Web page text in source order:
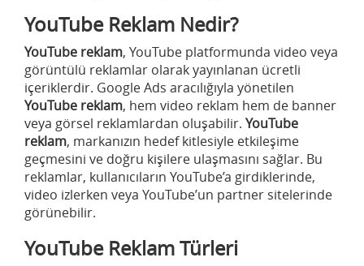
YouTube Reklam Nedir?
YouTube reklam, YouTube platformunda video veya
görüntülü reklamlar olarak yayınlanan ücretli
içeriklerdir. Google Ads aracılığıyla yönetilen
YouTube reklam, hem video reklam hem de banner
veya görsel reklamlardan oluşabilir. YouTube
reklam, markanızın hedef kitlesiyle etkileşime
geçmesini ve doğru kişilere ulaşmasını sağlar. Bu
reklamlar, kullanıcıların YouTube’a girdiklerinde,
video izlerken veya YouTube’un partner sitelerinde
görünebilir.
YouTube Reklam Türleri